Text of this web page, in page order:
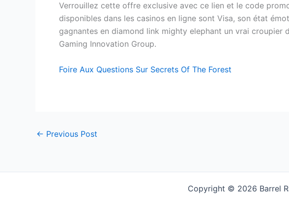
Verrouillez cette offre exclusive avec ce lien et le code
disponibles dans les casinos en ligne sont Visa, son état
gagnantes en diamond link mighty elephant un vrai
Gaming Innovation Group.
Foire Aux Questions Sur Secrets Of The Forest
← Previous Post
Copyright © 2026 Barrel